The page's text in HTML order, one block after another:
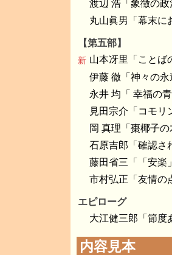
渡辺 浩「象徴の
丸山眞男「幕末に
【第五部】
新 山本冴里「ことば
伊藤 徹「神々の
永井 均「 幸福の
見田宗介「コモリ
岡 真理「棗椰子
石原吉郎「確認さ
藤田省三「「安楽
市村弘正「友情の
エピローグ
大江健三郎「節度
内容見本